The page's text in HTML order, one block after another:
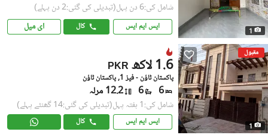
1
شامل کی:6 دن پہل (تبدیلی کی گئی:2 دن پہلے)
ایس ایم ایس کال ای میل
مقبول
1
PKR 1.6 لاکھ
پاکستان ٹاؤن - فیز 1, پاکستان ٹاؤن
6
6 12.2 مرلہ
شامل کی:1 ہفتہ پہل (تبدیلی کی گئی:14 گھنٹے پہلے)
ایس ایم ایس کال